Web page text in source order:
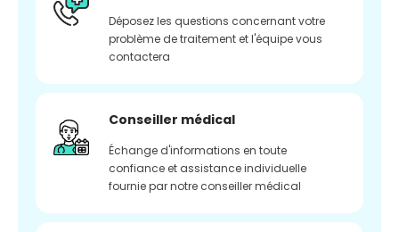
Déposez les questions concernant votre
problème de traitement et l'équipe vous
contactera
Conseiller médical
Échange d'informations en toute
confiance et assistance individuelle
fournie par notre conseiller médical